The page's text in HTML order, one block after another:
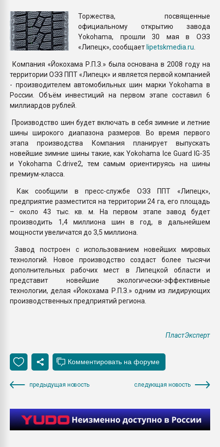
ПЕРЕЙТИ НА
Торжества, посвященные
официальному открытию завода
Yokohama, прошли 30 мая в ОЭЗ
«Липецк», сообщаетlipetskmedia.ru
Компания «Йокохама Р.П.З.» была основана в 2008 году на
территории ОЭЗ ППТ «Липецк» и является первой компанией
- производителем автомобильных шин марки Yokohama в
России. Объём инвестиций на первом этапе составил 6
миллиардов рублей.
Производство шин будет включать в себя зимние и летние
шины широкого диапазона размеров. Во время первого
этапа производства Компания планирует выпускать
новейшие зимние шины такие, как Yokohama Ice Guard IG-35
и Yokohama С.drive2, тем самым ориентируясь на шины
премиум-класса.
Как сообщили в пресс-службе ОЭЗ ППТ «Липецк»,
предприятие разместится на территории 24 га, его площадь
– около 43 тыс. кв. м. На первом этапе завод будет
производить 1,4 миллиона шин в год, в дальнейшем
мощности увеличатся до 3,5 миллиона.
Завод построен с использованием новейших мировых
технологий. Новое производство создаст более тысячи
дополнительных рабочих мест в Липецкой области и
представит новейшие экологически-эффективные
технологии, делая «Йокохама Р.П.З.» одним из лидирующих
производственных предприятий региона.
ПластЭксперт
предыдущая новость следующая новость